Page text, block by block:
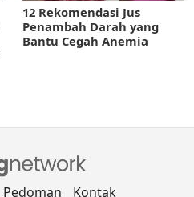
12 Rekomendasi Jus
Penambah Darah yang
Bantu Cegah Anemia
Pedoman Kontak